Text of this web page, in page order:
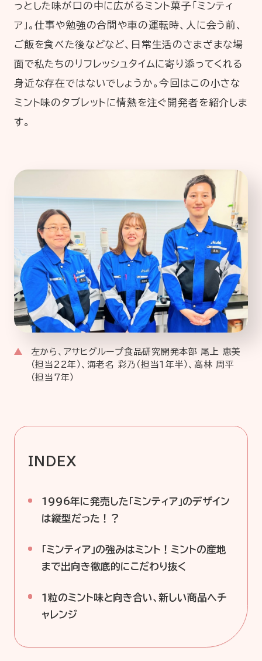
公式Xアカウント
アサヒグループ公式チャンネル
公式アカウント一覧
推奨環境
ご利用規約
っとした味が口の中に広がるミント菓子「ミンティ
ア」。仕事や勉強の合間や車の運転時、人に会う前、
ご飯を食べた後などなど、日常生活のさまざまな場
面で私たちのリフレッシュタイムに寄り添ってくれる
身近な存在ではないでしょうか。今回はこの小さな
ミント味のタブレットに情熱を注ぐ開発者を紹介しま
す。
左から、アサヒグループ食品研究開発本部 尾上 恵美
（担当22年）、海老名 彩乃（担当1年半）、高林 周平
（担当7年）
INDEX
1996年に発売した「ミンティア」のデザイン
は縦型だった！？
「ミンティア」の強みはミント！ミントの産地
まで出向き徹底的にこだわり抜く
１粒のミント味と向き合い、新しい商品へチ
ャレンジ